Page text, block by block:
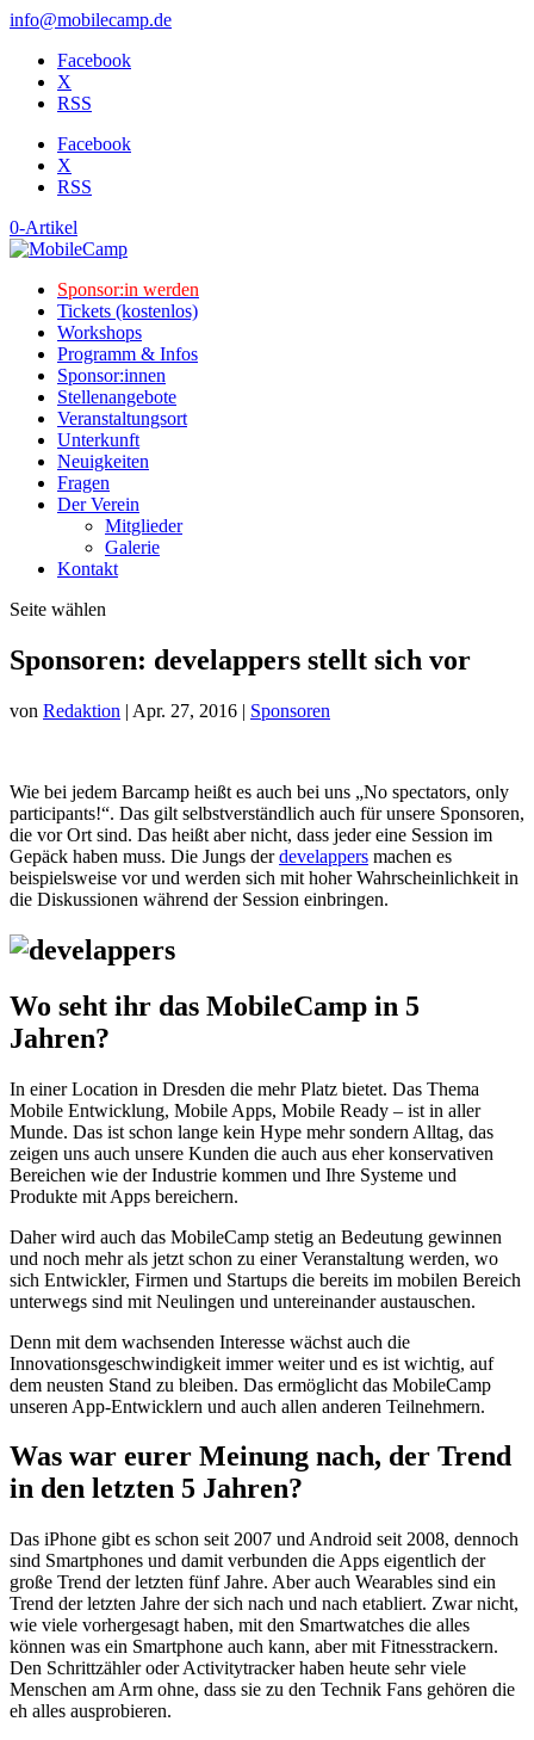
info@mobilecamp.de
Facebook
X
RSS
Facebook
X
RSS
0-Artikel
Sponsor:in werden
Tickets (kostenlos)
Workshops
Programm & Infos
Sponsor:innen
Stellenangebote
Veranstaltungsort
Unterkunft
Neuigkeiten
Fragen
Der Verein
Mitglieder
Galerie
Kontakt
Seite wählen
Sponsoren: develappers stellt sich vor
von Redaktion | Apr. 27, 2016 | Sponsoren
Wie bei jedem Barcamp heißt es auch bei uns „No spectators, only
participants!“. Das gilt selbstverständlich auch für unsere Sponsoren,
die vor Ort sind. Das heißt aber nicht, dass jeder eine Session im
Gepäck haben muss. Die Jungs derdevelappers machen es
beispielsweise vor und werden sich mit hoher Wahrscheinlichkeit in
die Diskussionen während der Session einbringen.
Wo seht ihr das MobileCamp in 5
Jahren?
In einer Location in Dresden die mehr Platz bietet. Das Thema
Mobile Entwicklung, Mobile Apps, Mobile Ready – ist in aller
Munde. Das ist schon lange kein Hype mehr sondern Alltag, das
zeigen uns auch unsere Kunden die auch aus eher konservativen
Bereichen wie der Industrie kommen und Ihre Systeme und
Produkte mit Apps bereichern.
Daher wird auch das MobileCamp stetig an Bedeutung gewinnen
und noch mehr als jetzt schon zu einer Veranstaltung werden, wo
sich Entwickler, Firmen und Startups die bereits im mobilen Bereich
unterwegs sind mit Neulingen und untereinander austauschen.
Denn mit dem wachsenden Interesse wächst auch die
Innovationsgeschwindigkeit immer weiter und es ist wichtig, auf
dem neusten Stand zu bleiben. Das ermöglicht das MobileCamp
unseren App-Entwicklern und auch allen anderen Teilnehmern.
Was war eurer Meinung nach, der Trend
in den letzten 5 Jahren?
Das iPhone gibt es schon seit 2007 und Android seit 2008, dennoch
sind Smartphones und damit verbunden die Apps eigentlich der
große Trend der letzten fünf Jahre. Aber auch Wearables sind ein
Trend der letzten Jahre der sich nach und nach etabliert. Zwar nicht,
wie viele vorhergesagt haben, mit den Smartwatches die alles
können was ein Smartphone auch kann, aber mit Fitnesstrackern.
Den Schrittzähler oder Activitytracker haben heute sehr viele
Menschen am Arm ohne, dass sie zu den Technik Fans gehören die
eh alles ausprobieren.